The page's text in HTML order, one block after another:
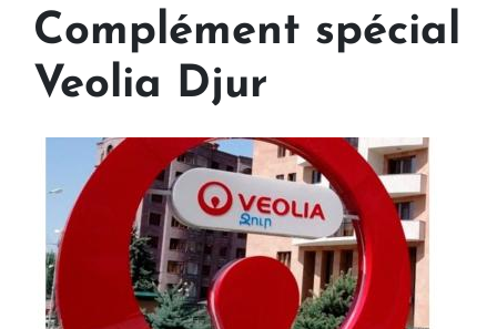
Complément spécial
Veolia Djur